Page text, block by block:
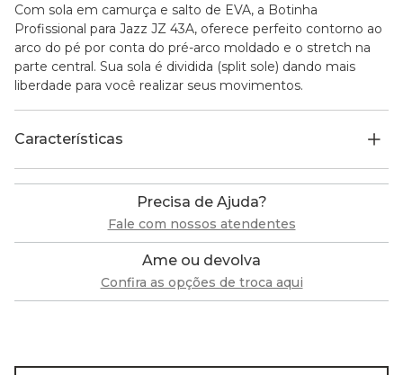
Com sola em camurça e salto de EVA, a Botinha
Profissional para Jazz JZ 43A, oferece perfeito contorno ao
arco do pé por conta do pré-arco moldado e o stretch na
parte central. Sua sola é dividida (split sole) dando mais
liberdade para você realizar seus movimentos.
Características
Precisa de Ajuda?
Fale com nossos atendentes
Ame ou devolva
Confira as opções de troca aqui